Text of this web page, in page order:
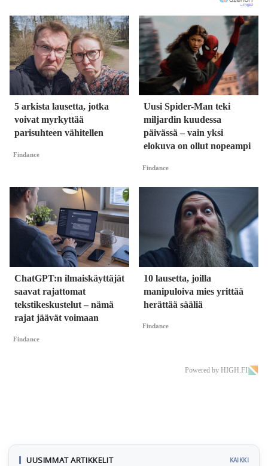
5 arkista lausetta, jotka
voivat myrkyttää
parisuhteen vähitellen
Findance
Uusi Spider-Man teki
miljardin kuudessa
päivässä – vain yksi
elokuva on ollut nopeampi
Findance
ChatGPT:n ilmaiskäyttäjät
saavat rajattomat
tekstikeskustelut – nämä
rajat jäävät voimaan
Findance
10 lausetta, joilla
manipuloiva mies yrittää
herättää sääliä
Findance
Powered by HIGH.FI
UUSIMMAT ARTIKKELIT KAIKKI